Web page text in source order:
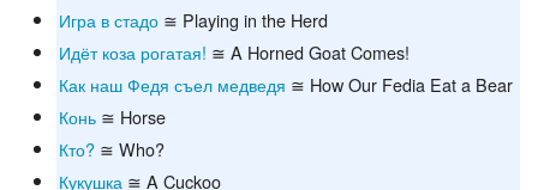
Игра в стадо ≅ Playing in the Herd
Идёт коза рогатая! ≅ A Horned Goat Comes!
Как наш Федя съел медведя ≅ How Our Fedia Eat a Bear
Конь ≅ Horse
Кто? ≅ Who?
Кукушка ≅ A Cuckoo